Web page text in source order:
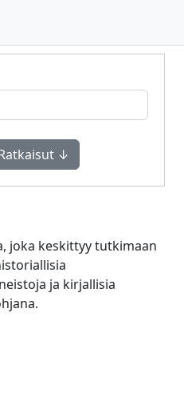
↓
joka keskittyy tutkimaan
ja kirjallisia